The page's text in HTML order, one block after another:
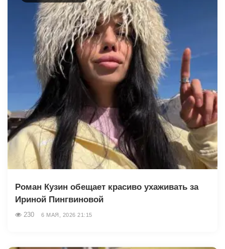
Роман Кузин обещает красиво ухаживать за
Ириной Пингвиновой
230 6 МАЯ, 2026 21:15